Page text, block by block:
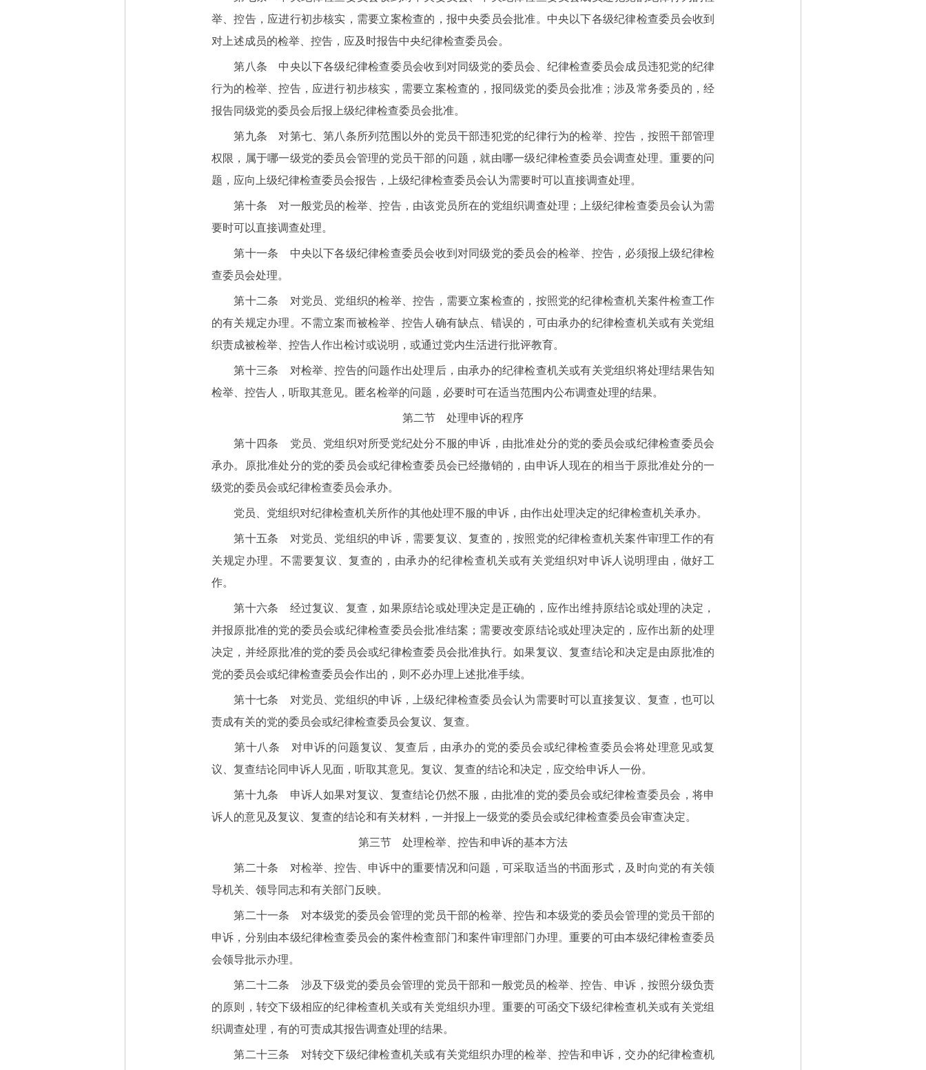
举、控告，应进行初步核实，需要立案检查的，报中央委员会批准。中央以下各级纪律检查委员会收到
对上述成员的检举、控告，应及时报告中央纪律检查委员会。
第八条 中央以下各级纪律检查委员会收到对同级党的委员会、纪律检查委员会成员违犯党的纪律
行为的检举、控告，应进行初步核实，需要立案检查的，报同级党的委员会批准；涉及常务委员的，经
报告同级党的委员会后报上级纪律检查委员会批准。
第九条 对第七、第八条所列范围以外的党员干部违犯党的纪律行为的检举、控告，按照干部管理
权限，属于哪一级党的委员会管理的党员干部的问题，就由哪一级纪律检查委员会调查处理。重要的问
题，应向上级纪律检查委员会报告，上级纪律检查委员会认为需要时可以直接调查处理。
第十条 对一般党员的检举、控告，由该党员所在的党组织调查处理；上级纪律检查委员会认为需
要时可以直接调查处理。
第十一条 中央以下各级纪律检查委员会收到对同级党的委员会的检举、控告，必须报上级纪律检
查委员会处理。
第十二条 对党员、党组织的检举、控告，需要立案检查的，按照党的纪律检查机关案件检查工作
的有关规定办理。不需立案而被检举、控告人确有缺点、错误的，可由承办的纪律检查机关或有关党组
织责成被检举、控告人作出检讨或说明，或通过党内生活进行批评教育。
第十三条 对检举、控告的问题作出处理后，由承办的纪律检查机关或有关党组织将处理结果告知
检举、控告人，听取其意见。匿名检举的问题，必要时可在适当范围内公布调查处理的结果。
第二节 处理申诉的程序
第十四条 党员、党组织对所受党纪处分不服的申诉，由批准处分的党的委员会或纪律检查委员会
承办。原批准处分的党的委员会或纪律检查委员会已经撤销的，由申诉人现在的相当于原批准处分的一
级党的委员会或纪律检查委员会承办。
党员、党组织对纪律检查机关所作的其他处理不服的申诉，由作出处理决定的纪律检查机关承办。
第十五条 对党员、党组织的申诉，需要复议、复查的，按照党的纪律检查机关案件审理工作的有
关规定办理。不需要复议、复查的，由承办的纪律检查机关或有关党组织对申诉人说明理由，做好工
作。
第十六条 经过复议、复查，如果原结论或处理决定是正确的，应作出维持原结论或处理的决定，
并报原批准的党的委员会或纪律检查委员会批准结案；需要改变原结论或处理决定的，应作出新的处理
决定，并经原批准的党的委员会或纪律检查委员会批准执行。如果复议、复查结论和决定是由原批准的
党的委员会或纪律检查委员会作出的，则不必办理上述批准手续。
第十七条 对党员、党组织的申诉，上级纪律检查委员会认为需要时可以直接复议、复查，也可以
责成有关的党的委员会或纪律检查委员会复议、复查。
第十八条 对申诉的问题复议、复查后，由承办的党的委员会或纪律检查委员会将处理意见或复
议、复查结论同申诉人见面，听取其意见。复议、复查的结论和决定，应交给申诉人一份。
第十九条 申诉人如果对复议、复查结论仍然不服，由批准的党的委员会或纪律检查委员会，将申
诉人的意见及复议、复查的结论和有关材料，一并报上一级党的委员会或纪律检查委员会审查决定。
第三节 处理检举、控告和申诉的基本方法
第二十条 对检举、控告、申诉中的重要情况和问题，可采取适当的书面形式，及时向党的有关领
导机关、领导同志和有关部门反映。
第二十一条 对本级党的委员会管理的党员干部的检举、控告和本级党的委员会管理的党员干部的
申诉，分别由本级纪律检查委员会的案件检查部门和案件审理部门办理。重要的可由本级纪律检查委员
会领导批示办理。
第二十二条 涉及下级党的委员会管理的党员干部和一般党员的检举、控告、申诉，按照分级负责
的原则，转交下级相应的纪律检查机关或有关党组织办理。重要的可函交下级纪律检查机关或有关党组
织调查处理，有的可责成其报告调查处理的结果。
第二十三条 对转交下级纪律检查机关或有关党组织办理的检举、控告和申诉，交办的纪律检查机